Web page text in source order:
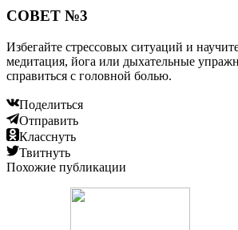
СОВЕТ №3
Избегайте стрессовых ситуаций и
медитация, йога или дыхательные
справиться с головной болью.
Поделиться
Отправить
Класснуть
Твитнуть
Похожие публикации